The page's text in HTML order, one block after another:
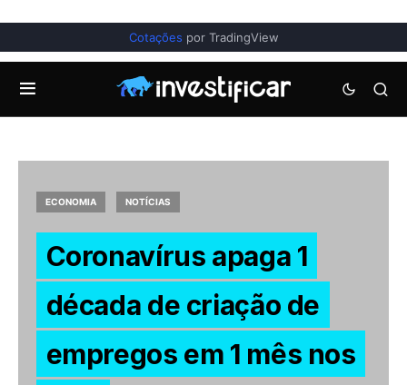
Cotações por TradingView
ECONOMIA NOTÍCIAS
Coronavírus apaga 1
década de criação de
empregos em 1 mês nos